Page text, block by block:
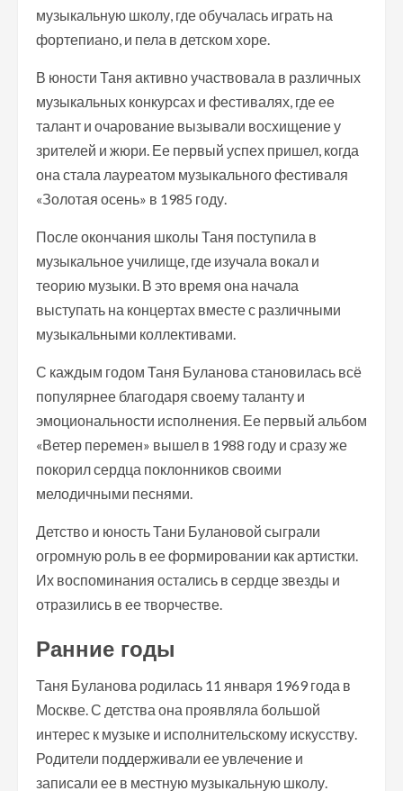
музыкальную школу, где обучалась играть на
фортепиано, и пела в детском хоре.
В юности Таня активно участвовала в различных
музыкальных конкурсах и фестивалях, где ее
талант и очарование вызывали восхищение у
зрителей и жюри. Ее первый успех пришел, когда
она стала лауреатом музыкального фестиваля
«Золотая осень» в 1985 году.
После окончания школы Таня поступила в
музыкальное училище, где изучала вокал и
теорию музыки. В это время она начала
выступать на концертах вместе с различными
музыкальными коллективами.
С каждым годом Таня Буланова становилась всё
популярнее благодаря своему таланту и
эмоциональности исполнения. Ее первый альбом
«Ветер перемен» вышел в 1988 году и сразу же
покорил сердца поклонников своими
мелодичными песнями.
Детство и юность Тани Булановой сыграли
огромную роль в ее формировании как артистки.
Их воспоминания остались в сердце звезды и
отразились в ее творчестве.
Ранние годы
Таня Буланова родилась 11 января 1969 года в
Москве. С детства она проявляла большой
интерес к музыке и исполнительскому искусству.
Родители поддерживали ее увлечение и
записали ее в местную музыкальную школу.